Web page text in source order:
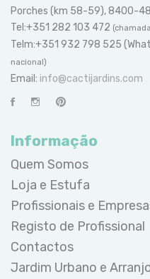
Porches (km 58-59), 8400-
Tel:+351 282 103 472
Telm:+351 932 798 525
nacional)
Email: info@cactijardins.com
Informação
Quem Somos
Loja e Estufa
Profissionais e
Registo de Profissional
Contactos
Jardim Urbano e